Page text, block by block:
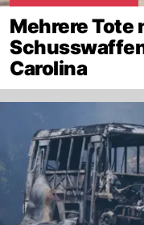
Mehrere Tote
Carolina